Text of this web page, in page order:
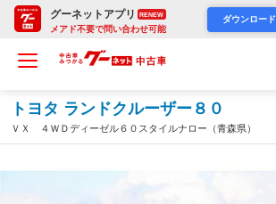
グーネットアプリ RENEW
メアド不要で問い合わせ可能
ダウンロード
トヨタ ランドクルーザー８０
ＶＸ ４ＷＤディーゼル６０スタイルナロー（青森県）